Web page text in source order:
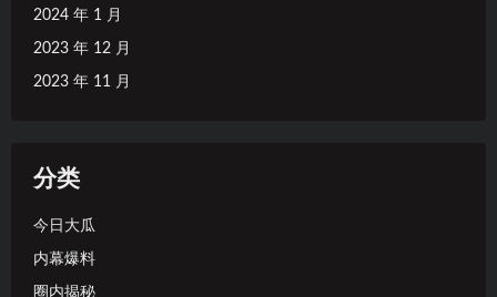
2024 年 1 月
2023 年 12 月
2023 年 11 月
分类
今日大瓜
内幕爆料
圈内揭秘